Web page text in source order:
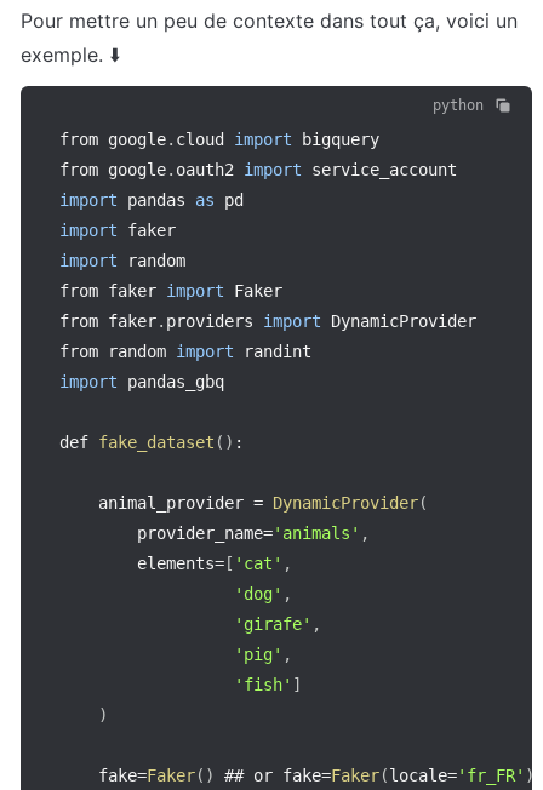
Pour mettre un peu de contexte dans tout ça, voici un
exemple. ⬇️
python
from google. cloud import bigquery
from google. oauth2 import
import pandas as
import
import random
from faker import Faker
from faker. providers import DynamicProvider
from random import
import pandas_gbq
def fake_dataset ( ) :
    animal_provider
= DynamicProvider(
        provider_name
='animals' ,
        elements
=[ 'cat' ,
'dog' ,
'girafe' ,
'pig' ,
'fish' ]
)
    fake
=Faker( ) ## or fake=Faker(locale='fr_FR' )